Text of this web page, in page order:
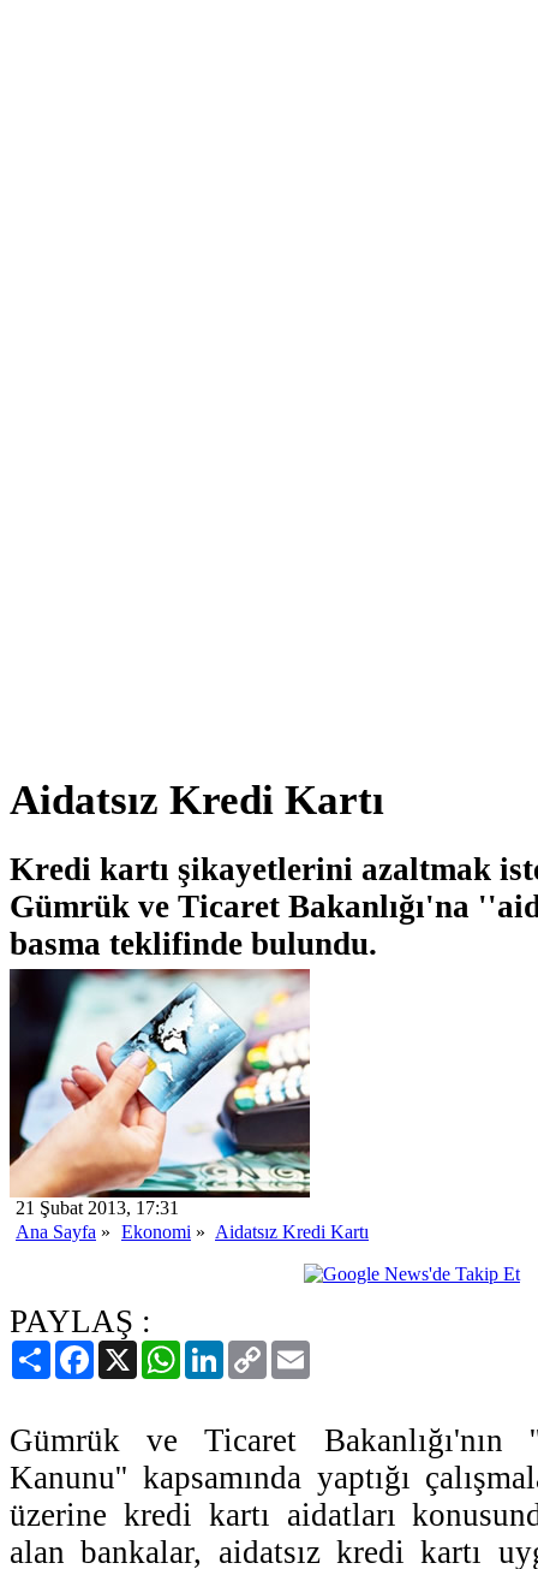
Aidatsız Kredi Kartı
Kredi kartı şikayetlerini azaltmak
Gümrük ve Ticaret Bakanlığı'na
basma teklifinde bulundu.
21 Şubat 2013, 17:31
Ana Sayfa » Ekonomi » Aidatsız Kredi Kartı
PAYLAŞ :
PaylaşFacebook
X WhatsAppLinkedIn
Copy
Link
Gümrük ve Ticaret Bakanlığı'nın
Kanunu'' kapsamında yaptığı
üzerine kredi kartı aidatları
alan bankalar, aidatsız kredi kartı